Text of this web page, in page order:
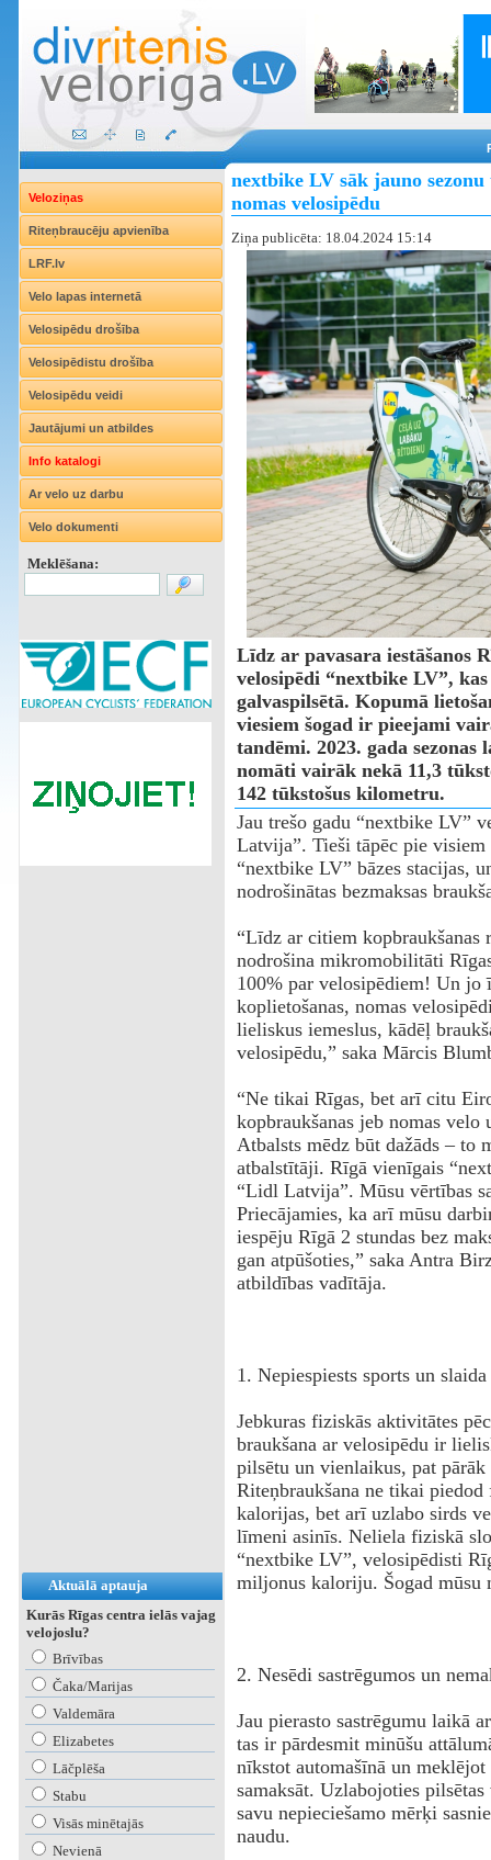
Veloziņas
Riteņbraucēju apvienība
LRF.lv
Velo lapas internetā
Velosipēdu drošība
Velosipēdistu drošība
Velosipēdu veidi
Jautājumi un atbildes
Info katalogi
Ar velo uz darbu
Velo dokumenti
Meklēšana:
Aktuālā aptauja
Kurās Rīgas centra ielās vajag
velojoslu?
Brīvības
Čaka/Marijas
Valdemāra
Elizabetes
Lāčplēša
Stabu
Visās minētajās
Nevienā
nextbike LV sāk jauno
nomas velosipēdu
Ziņa publicēta: 18.04.2024 15:14
Līdz ar pavasara iestāšanos
velosipēdi “nextbike LV”,
galvaspilsētā. Kopumā
viesiem šogad ir pieejami
tandēmi. 2023. gada
nomāti vairāk nekā 11,3
142 tūkstošus kilometru.
Jau trešo gadu “nextbike LV”
Latvija”. Tieši tāpēc pie
“nextbike LV” bāzes stacijas,
nodrošinātas bezmaksas
“Līdz ar citiem
nodrošina mikromobilitāti
100% par velosipēdiem! Un jo
koplietošanas, nomas
lieliskus iemeslus, kādēļ
velosipēdu,” saka Mārcis
“Ne tikai Rīgas, bet arī citu
kopbraukšanas jeb nomas velo
Atbalsts mēdz būt dažāds – to
atbalstītāji. Rīgā vienīgais
“Lidl Latvija”. Mūsu vērtības
Priecājamies, ka arī mūsu
iespēju Rīgā 2 stundas bez
gan atpūšoties,” saka Antra
atbildības vadītāja.
1. Nepiespiests sports un
Jebkuras fiziskās aktivitātes
braukšana ar velosipēdu ir
pilsētu un vienlaikus, pat
Riteņbraukšana ne tikai
kalorijas, bet arī uzlabo sirds
līmeni asinīs. Neliela fiziskā
“nextbike LV”, velosipēdisti
miljonus kaloriju. Šogad
2. Nesēdi sastrēgumos un
Jau pierasto sastrēgumu laikā
tas ir pārdesmit minūšu
nīkstot automašīnā un
samaksāt. Uzlabojoties
savu nepieciešamo mērķi
naudu.